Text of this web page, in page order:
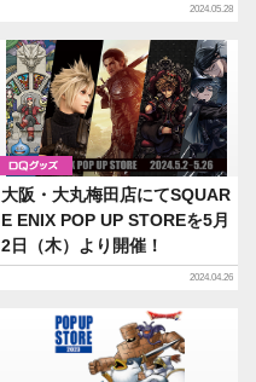
2024.05.28
グッズ
大阪・大丸梅田店にてSQUAR
E ENIX POP UP STOREを5月
2日（木）より開催！
2024.04.26